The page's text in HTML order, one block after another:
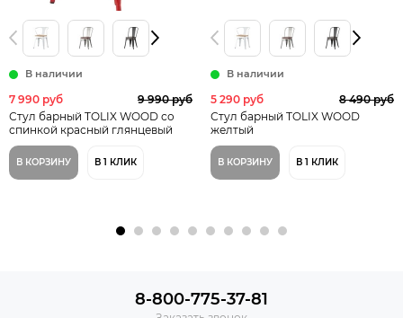
В наличии
7 990 руб
9 990 руб
Стул барный TOLIX WOOD со
спинкой красный глянцевый
В КОРЗИНУ В 1 КЛИК
В наличии
5 290 руб
8 490 руб
Стул барный TOLIX WOOD
желтый
В КОРЗИНУ В 1 КЛИК
8-800-775-37-81